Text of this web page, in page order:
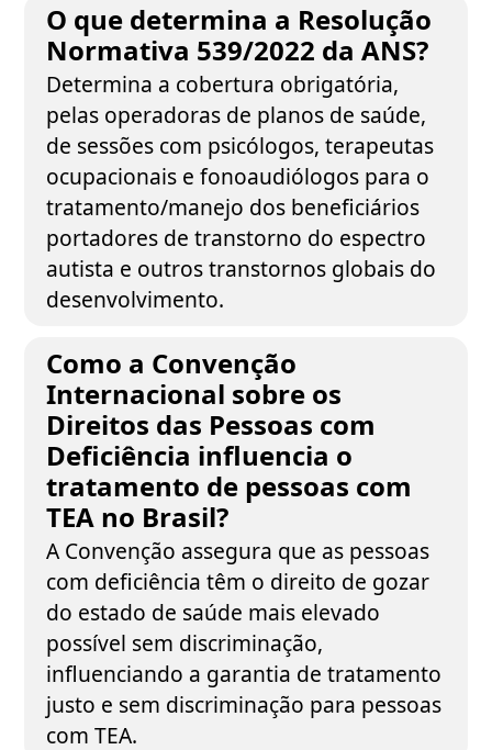
O que determina a Resolução
Normativa 539/2022 da ANS?
Determina a cobertura obrigatória,
pelas operadoras de planos de saúde,
de sessões com psicólogos, terapeutas
ocupacionais e fonoaudiólogos para o
tratamento/manejo dos beneficiários
portadores de transtorno do espectro
autista e outros transtornos globais do
desenvolvimento.
Como a Convenção
Internacional sobre os
Direitos das Pessoas com
Deficiência influencia o
tratamento de pessoas com
TEA no Brasil?
A Convenção assegura que as pessoas
com deficiência têm o direito de gozar
do estado de saúde mais elevado
possível sem discriminação,
influenciando a garantia de tratamento
justo e sem discriminação para pessoas
com TEA.